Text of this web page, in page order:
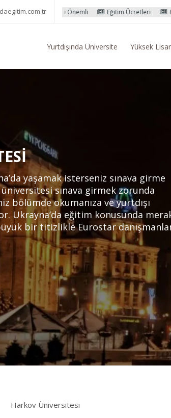
Önemli Eğitim Ücretleri Hizmetlerimiz
Yurtdışında Üniversite Yüksek
yaşamak isterseniz sınava girme
sınava girmek zorunda
bölümde okumanıza ve yurtdışı
Ukrayna’da eğitim konusunda
bir titizlikle Eurostar
Harkov Üniversitesi